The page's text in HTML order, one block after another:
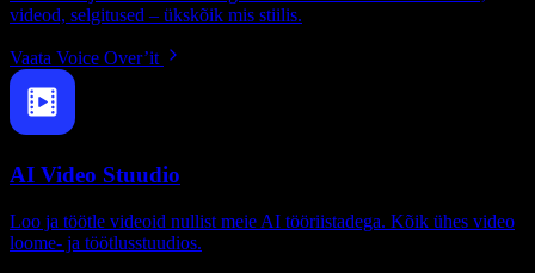
videod, selgitused – ükskõik mis stiilis.
Vaata Voice Over’it
AI Video Stuudio
Loo ja töötle videoid nullist meie AI tööriistadega. Kõik ühes video
loome- ja töötlusstuudios.